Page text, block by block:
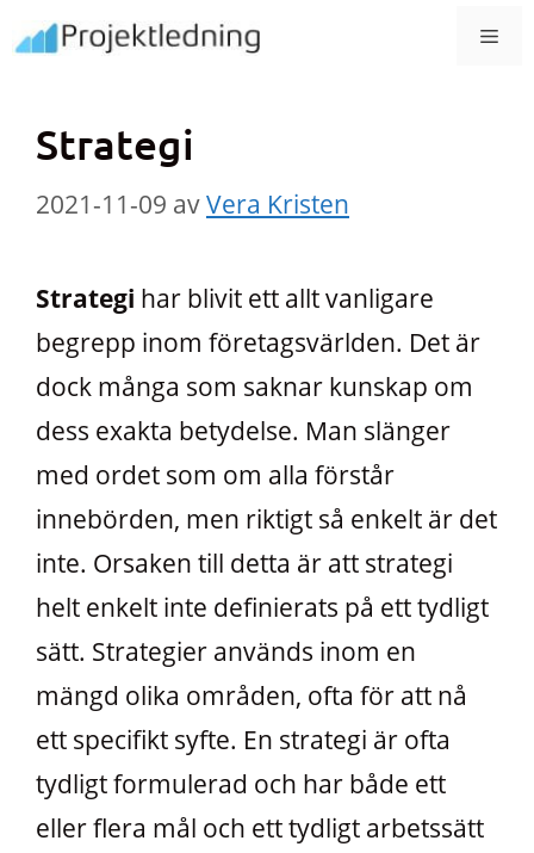
Hoppa
till
Strategi
2021-11-09 avVera Kristen
Strategi har blivit ett allt vanligare
begrepp inom företagsvärlden. Det är
dock många som saknar kunskap om
dess exakta betydelse. Man slänger
med ordet som om alla förstår
innebörden, men riktigt så enkelt är det
inte. Orsaken till detta är att strategi
helt enkelt inte definierats på ett tydligt
sätt. Strategier används inom en
mängd olika områden, ofta för att nå
ett specifikt syfte. En strategi är ofta
tydligt formulerad och har både ett
eller flera mål och ett tydligt arbetssätt